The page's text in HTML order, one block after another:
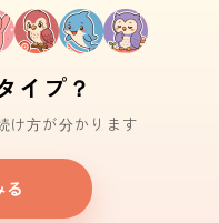
イプ？
け方が分かります